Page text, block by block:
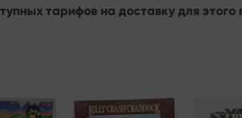
тарифов на доставку для этого